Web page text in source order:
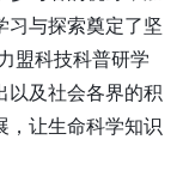
习与探索奠定了坚
盟科技科普研学
以及社会各界的积
，让生命科学知识